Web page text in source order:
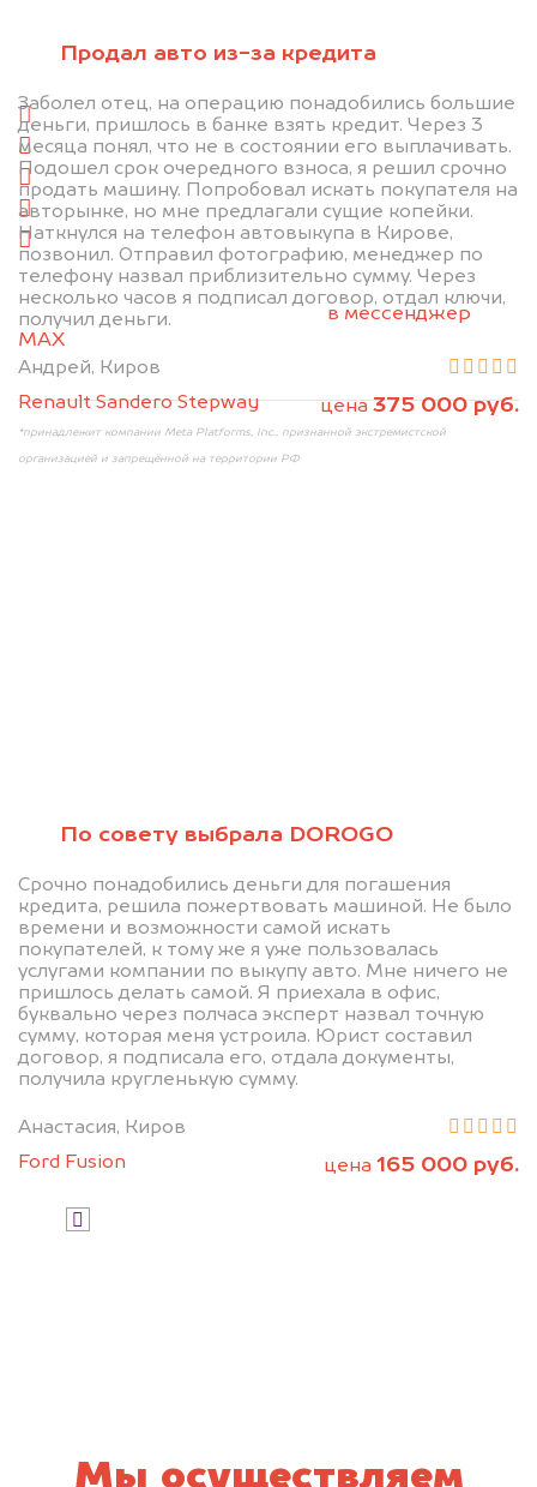
Продал авто из-за кредита
Заболел отец, на операцию понадобились большие
деньги, пришлось в банке взять кредит. Через 3
месяца понял, что не в состоянии его выплачивать.
Подошел срок очередного взноса, я решил срочно
продать машину. Попробовал искать покупателя на
авторынке, но мне предлагали сущие копейки.
Наткнулся на телефон автовыкупа в Кирове,
позвонил. Отправил фотографию, менеджер по
телефону назвал приблизительно сумму. Через
несколько часов я подписал договор, отдал ключи,
получил деньги.
Андрей, Киров
Renault Sandero Stepway
цена375 000 руб.
По совету выбрала DOROGO
Срочно понадобились деньги для погашения
кредита, решила пожертвовать машиной. Не было
времени и возможности самой искать
покупателей, к тому же я уже пользовалась
услугами компании по выкупу авто. Мне ничего не
пришлось делать самой. Я приехала в офис,
буквально через полчаса эксперт назвал точную
сумму, которая меня устроила. Юрист составил
договор, я подписала его, отдала документы,
получила кругленькую сумму.
Анастасия, Киров
Ford Fusion
цена 165 000 руб.
1. Сфотографируйте машину:
спереди
сзади
слева
справа
салон
2. Отправьте фотографии на номер
+79584983298 по WhatsApp*, в мессенджер
MAX
info@dorogo.online
*принадлежит компании Meta Platforms, Inc., признанной экстремистской
организацией и запрещённой на территории РФ
Узнайте стоимость своего
Сравните это с тем, что предлагали
другие.
Узнать стоимость
Мы осуществляем